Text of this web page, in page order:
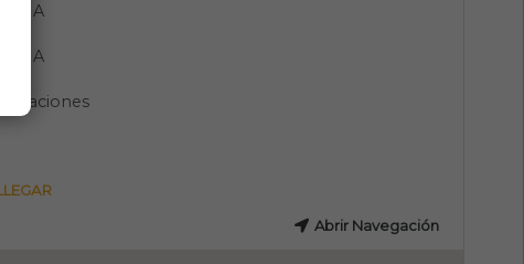
Abrir Navegación